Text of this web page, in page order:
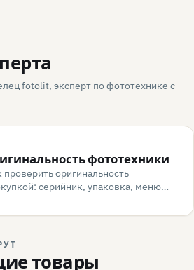
fotolit, эксперт по фототехнике с
фототехники
оригинальность
серийник, упаковка, меню
— и какие красные флаги
сером импорте.
товары